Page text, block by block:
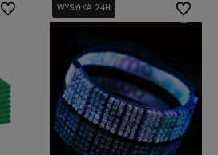
Do ulubionychWYSYŁKA 24H
WYSYŁKA 24H
WYSYŁKA 24H Do